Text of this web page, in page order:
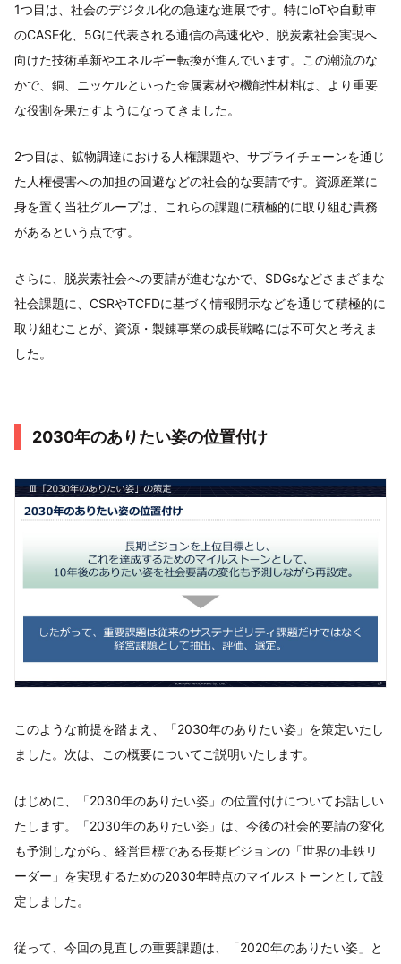
1つ目は、社会のデジタル化の急速な進展です。特にIoTや自動車
のCASE化、5Gに代表される通信の高速化や、脱炭素社会実現へ
向けた技術革新やエネルギー転換が進んでいます。この潮流のな
かで、銅、ニッケルといった金属素材や機能性材料は、より重要
な役割を果たすようになってきました。
2つ目は、鉱物調達における人権課題や、サプライチェーンを通じ
た人権侵害への加担の回避などの社会的な要請です。資源産業に
身を置く当社グループは、これらの課題に積極的に取り組む責務
があるという点です。
さらに、脱炭素社会への要請が進むなかで、SDGsなどさまざまな
社会課題に、CSRやTCFDに基づく情報開示などを通じて積極的に
取り組むことが、資源・製錬事業の成長戦略には不可欠と考えま
した。
2030年のありたい姿の位置付け
このような前提を踏まえ、「2030年のありたい姿」を策定いたし
ました。次は、この概要についてご説明いたします。
はじめに、「2030年のありたい姿」の位置付けについてお話しい
たします。「2030年のありたい姿」は、今後の社会的要請の変化
も予測しながら、経営目標である長期ビジョンの「世界の非鉄リ
ーダー」を実現するための2030年時点のマイルストーンとして設
定しました。
従って、今回の見直しの重要課題は、「2020年のありたい姿」と